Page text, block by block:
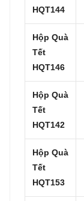
HQT144
Hộp Quà
Tết
HQT146
Hộp Quà
Tết
HQT142
Hộp Quà
Tết
HQT153